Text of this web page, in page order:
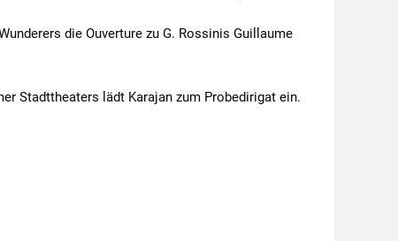
die Ouverture zu G. Rossinis Guillaume
Stadttheaters lädt Karajan zum Probedirigat ein.